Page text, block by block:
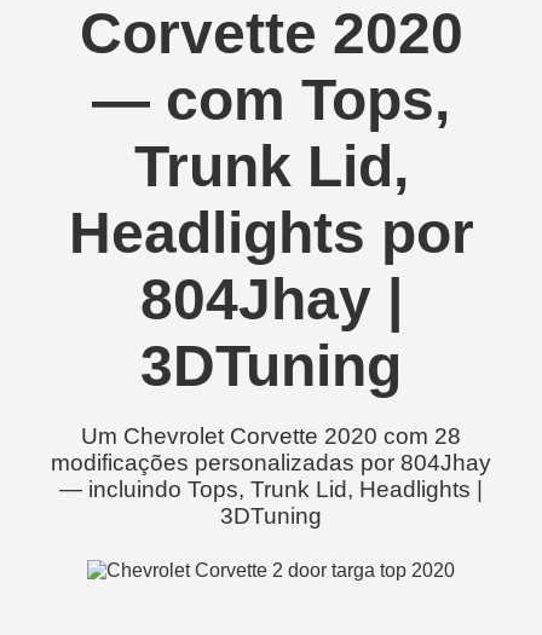
Corvette 2020
— com Tops,
Trunk Lid,
Headlights por
804Jhay |
3DTuning
Um Chevrolet Corvette 2020 com 28
modificações personalizadas por 804Jhay
— incluindo Tops, Trunk Lid, Headlights |
3DTuning